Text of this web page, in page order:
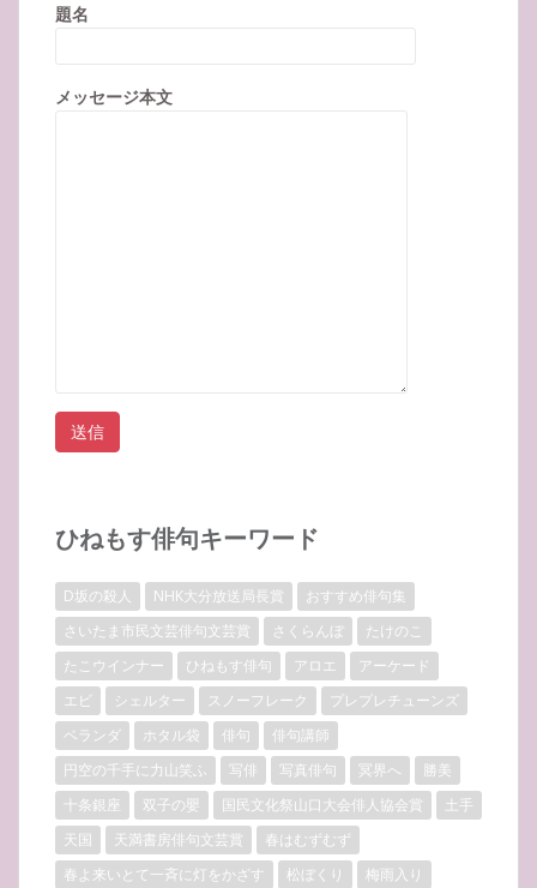
題名
メッセージ本文
ひねもす俳句キーワード
D坂の殺人 NHK大分放送局長賞
おすすめ俳句集
さいたま市民文芸俳句文芸賞
さくらんぼ
たけのこ
たこウインナー
ひねもす俳句 アロエ
アーケード
エビ
シェルター スノーフレーク
プレプレチューンズ
ベランダ
ホタル袋 俳句
俳句講師
円空の千手に力山笑ふ
写俳 写真俳句 冥界へ
勝美
十条銀座
双子の嬰 国民文化祭山口大会俳人協会賞
土手
天国
天満書房俳句文芸賞
春はむずむず
春よ来いとて一斉に灯をかざす
松ぼくり 梅雨入り